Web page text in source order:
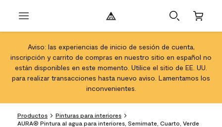
Aviso: las experiencias de inicio de sesión de cuenta,
inscripción y carrito de compras en nuestro sitio en español no
están disponibles en este momento. Utilice el sitio de EE. UU.
para realizar transacciones hasta nuevo aviso. Lamentamos los
inconvenientes.
Productos
Pinturas para interiores
AURA® Pintura al agua para interiores, Semimate, Cuarto, Verde